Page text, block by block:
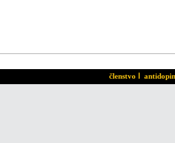
členstvo